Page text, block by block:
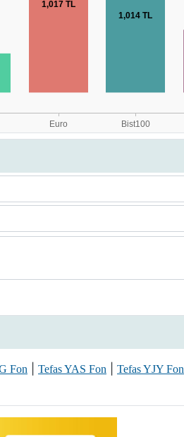
Fon Tefas YAS Fon Tefas YJY Fon